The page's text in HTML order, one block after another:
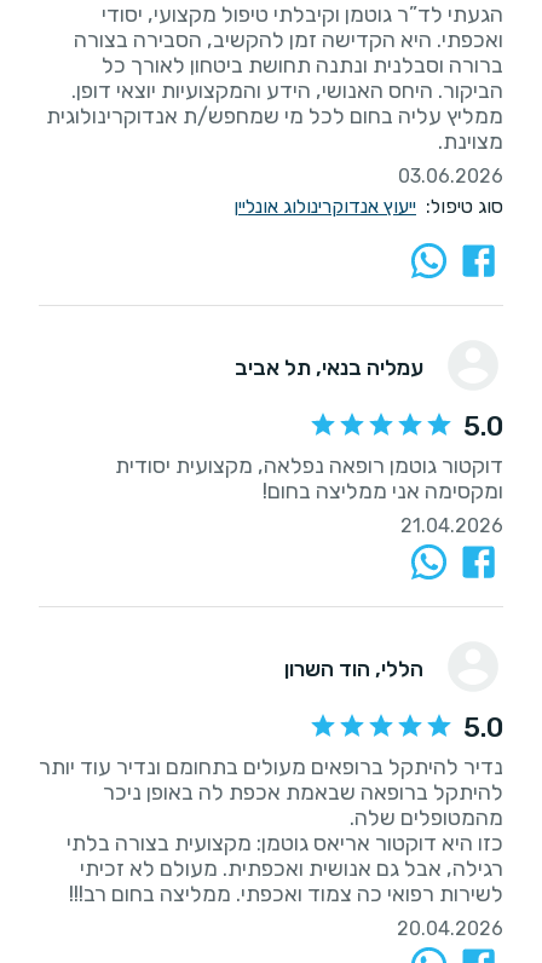
הגעתי לד”ר גוטמן וקיבלתי טיפול מקצועי, יסודי
ואכפתי. היא הקדישה זמן להקשיב, הסבירה בצורה
ברורה וסבלנית ונתנה תחושת ביטחון לאורך כל
הביקור. היחס האנושי, הידע והמקצועיות יוצאי דופן.
ממליץ עליה בחום לכל מי שמחפש/ת אנדוקרינולוגית
מצוינת.
03.06.2026
סוג טיפול: ייעוץ אנדוקרינולוג אונליין
עמליה בנאי, תל אביב
5.0
דוקטור גוטמן רופאה נפלאה, מקצועית יסודית
ומקסימה אני ממליצה בחום!
21.04.2026
הללי, הוד השרון
5.0
נדיר להיתקל ברופאים מעולים בתחומם ונדיר עוד יותר
להיתקל ברופאה שבאמת אכפת לה באופן ניכר
כזו היא דוקטור אריאס גוטמן: מקצועית בצורה בלתי
רגילה, אבל גם אנושית ואכפתית. מעולם לא זכיתי
לשירות רפואי כה צמוד ואכפתי. ממליצה בחום רב!!!
20.04.2026